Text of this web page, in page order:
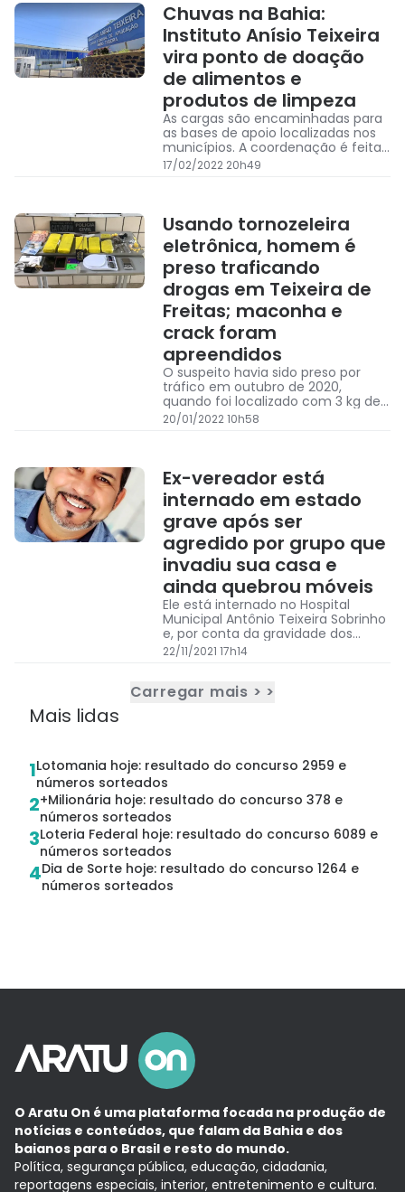
Chuvas na Bahia:
Instituto Anísio Teixeira
vira ponto de doação
de alimentos e
produtos de limpeza
As cargas são encaminhadas para
as bases de apoio localizadas nos
municípios. A coordenação é feita
por uma equipe multidisciplinar,
composta pelo Corpo de
17/02/2022 20h49
Usando tornozeleira
eletrônica, homem é
preso traficando
drogas em Teixeira de
Freitas; maconha e
crack foram
apreendidos
O suspeito havia sido preso por
tráfico em outubro de 2020,
quando foi localizado com 3 kg de
crack. Ele está custodiado, à
disposição do Poder Judiciário.
20/01/2022 10h58
Ex-vereador está
internado em estado
grave após ser
agredido por grupo que
invadiu sua casa e
ainda quebrou móveis
Ele está internado no Hospital
Municipal Antônio Teixeira Sobrinho
e, por conta da gravidade dos
ferimentos, ainda não teve
condições de prestar depoimento.
22/11/2021 17h14
Carregar mais > >
Mais lidas
1Lotomania hoje: resultado do concurso 2959 e
números sorteados
2+Milionária hoje: resultado do concurso 378 e
números sorteados
3Loteria Federal hoje: resultado do concurso 6089 e
números sorteados
4Dia de Sorte hoje: resultado do concurso 1264 e
números sorteados
O Aratu On é uma plataforma focada na produção de
notícias e conteúdos, que falam da Bahia e dos
baianos para o Brasil e resto do mundo.
Política, segurança pública, educação, cidadania,
reportagens especiais, interior, entretenimento e cultura.